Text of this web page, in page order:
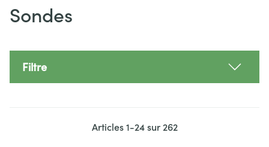
Sondes
Filtre
Articles1-24sur 262